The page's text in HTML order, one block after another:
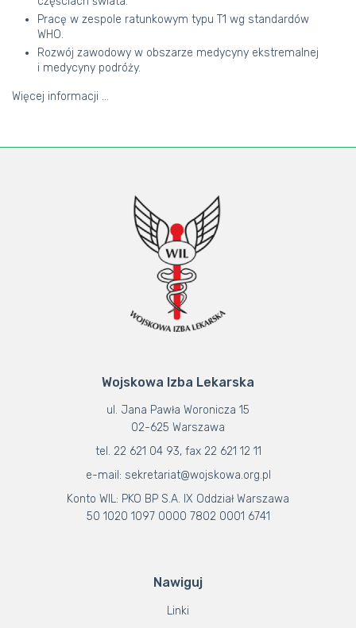
Pracę w zespole ratunkowym typu T1 wg standardów
WHO.
Rozwój zawodowy w obszarze medycyny ekstremalnej
i medycyny podróży.
Więcej informacji …
Wojskowa Izba Lekarska
ul. Jana Pawła Woronicza 15
02-625 Warszawa
tel. 22 621 04 93, fax 22 621 12 11
e-mail: sekretariat@wojskowa.org.pl
Konto WIL: PKO BP S.A. IX Oddział Warszawa
50 1020 1097 0000 7802 0001 6741
Nawiguj
Linki